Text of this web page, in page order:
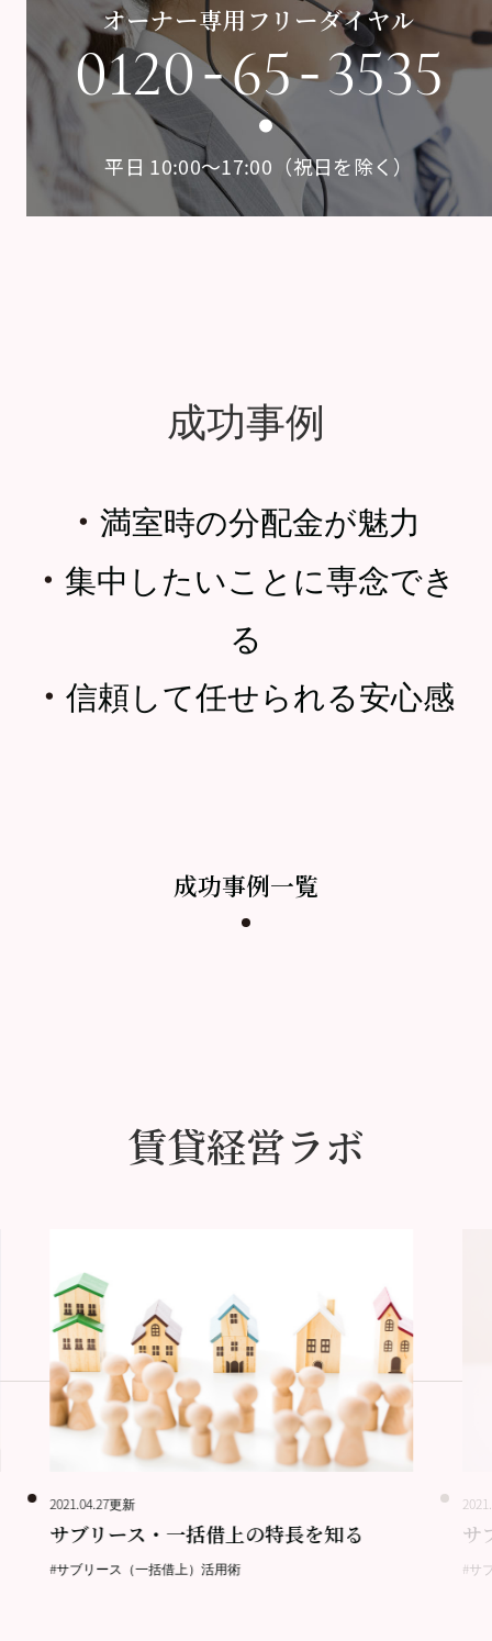
オーナー専用フリーダイヤル
0120-65-3535
平日 10:00〜17:00（祝日を除く）
成功事例
・ 満室時の分配金が魅力
・ 集中したいことに専念でき
る
・ 信頼して任せられる安心感
成功事例一覧
賃貸経営ラボ
2021.04.27更新
サブリース・一括借上の特長を知る
#サブリース（一括借上）活用術
サ
#サ